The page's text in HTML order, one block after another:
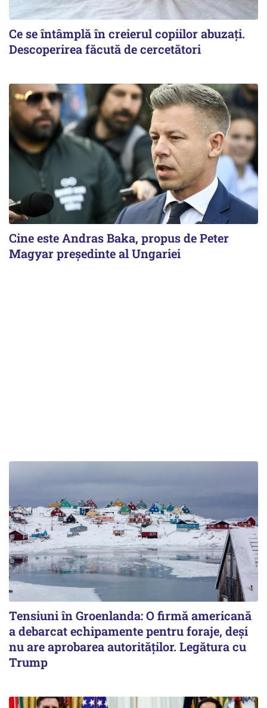
Ce se întâmplă în creierul copiilor abuzați.
Descoperirea făcută de cercetători
Cine este Andras Baka, propus de Peter
Magyar președinte al Ungariei
Tensiuni în Groenlanda: O firmă americană
a debarcat echipamente pentru foraje, deși
nu are aprobarea autorităților. Legătura cu
Trump